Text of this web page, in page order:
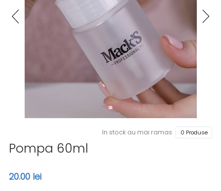
In stock au mai ramas 0 Produse
Pompa 60ml
20.00 lei